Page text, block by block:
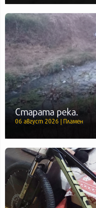
Старата река.
06 август 2026 | Пламен